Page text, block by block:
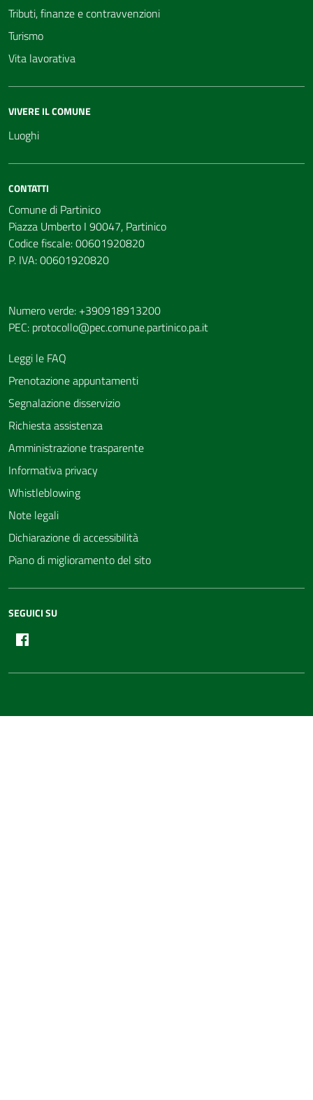
Tributi, finanze e contravvenzioni
Turismo
Vita lavorativa
VIVERE IL COMUNE
Luoghi
CONTATTI
Comune di Partinico
Piazza Umberto I 90047, Partinico
Codice fiscale: 00601920820
P. IVA: 00601920820
Numero verde: +390918913200
PEC: protocollo@pec.comune.partinico.pa.it
Leggi le FAQ
Prenotazione appuntamenti
Segnalazione disservizio
Richiesta assistenza
Amministrazione trasparente
Informativa privacy
Whistleblowing
Note legali
Dichiarazione di accessibilità
Piano di miglioramento del sito
SEGUICI SU